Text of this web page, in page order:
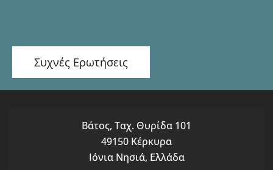
Συχνές Ερωτήσεις
Βάτος, Ταχ. Θυρίδα 101
49150 Κέρκυρα
Ιόνια Νησιά, Ελλάδα